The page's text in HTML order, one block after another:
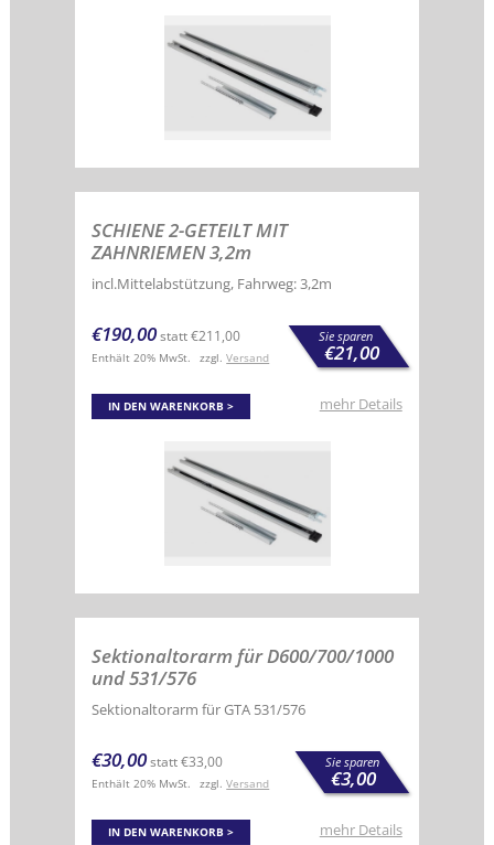
SCHIENE 2-GETEILT MIT
ZAHNRIEMEN 3,2m
incl.Mittelabstützung, Fahrweg: 3,2m
€190,00statt€211,00
Enthält 20% MwSt. zzgl.Versand
Sie sparen
€21,00
IN DEN WARENKORB mehr Details
Sektionaltorarm für D600/700/1000
und 531/576
Sektionaltorarm für GTA 531/576
€30,00statt€33,00
Enthält 20% MwSt. zzgl.Versand
Sie sparen
€3,00
IN DEN WARENKORB mehr Details